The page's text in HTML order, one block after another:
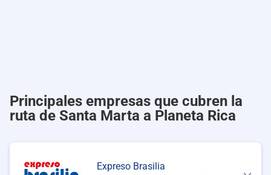
Principales empresas que cubren la
ruta de Santa Marta a Planeta Rica
Expreso Brasilia